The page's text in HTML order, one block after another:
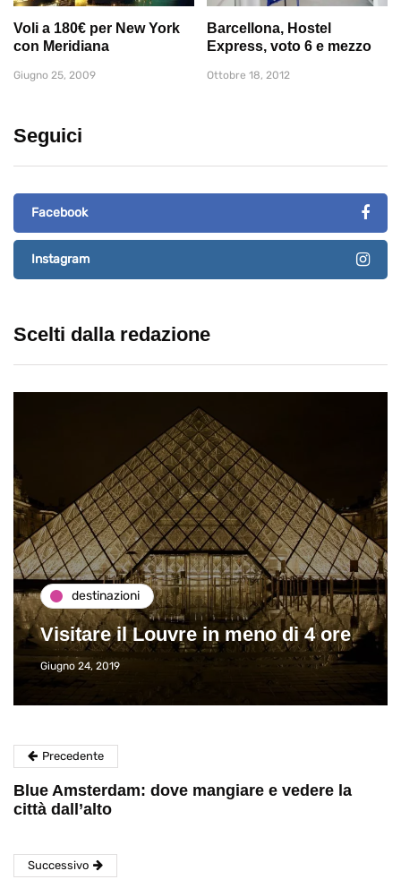
Voli a 180€ per New York
con Meridiana
Giugno 25, 2009
Barcellona, Hostel
Express, voto 6 e mezzo
Ottobre 18, 2012
Seguici
Facebook
Instagram
Scelti dalla redazione
destinazioni
Visitare il Louvre in meno di 4 ore
Giugno 24, 2019
Precedente
Blue Amsterdam: dove mangiare e vedere la
città dall’alto
Successivo